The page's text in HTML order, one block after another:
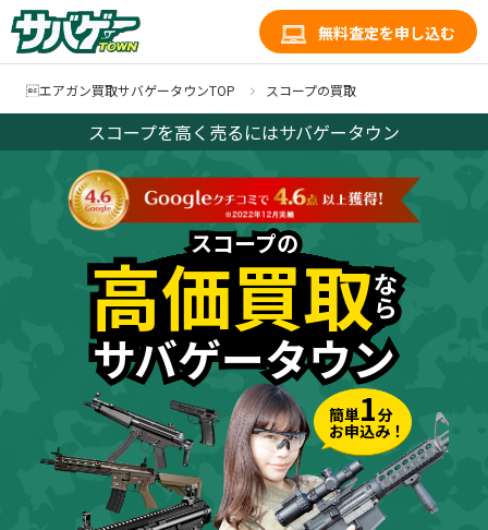
無料査定を申し込む
エアガン買取サバゲータウンTOP スコープの買取
スコープを高く売るにはサバゲータウン
簡単1分
お申込み！
スコープの
高価買取な
ら
サバゲータウン
スコープの
高価買取な
ら
サバゲータウン